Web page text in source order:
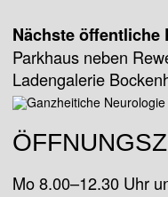
Nächste öffentliche
Parkhaus neben
Ladengalerie
Mo 8.00–12.30 Uhr